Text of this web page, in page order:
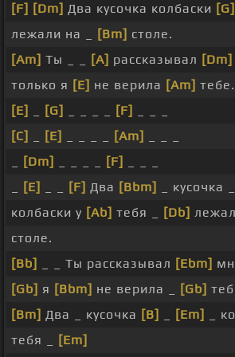
[F] [Dm] Два кусочка колбаски [G]
лежали на _
[Bm] столе.
[Am] Ты _ _ [A] рассказывал [Dm]
только я [E] не верила [Am]
[E]
[G] [F]
[C]
[E] [Am]
[Dm] [F]
[E] [F] Два [Bbm] _ кусочка _
колбаски у [Ab] тебя _ [Db]
столе.
[Bb]
_ _ Ты рассказывал [Ebm]
[Gb] я [Bbm] не верила _ [Gb]
[Bm] Два _ кусочка [B] [Em] _
тебя _
[Em]